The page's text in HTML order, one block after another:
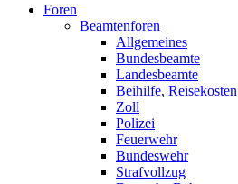
Foren
Beamtenforen
Allgemeines
Bundesbeamte
Landesbeamte
Beihilfe,
Zoll
Polizei
Feuerwehr
Bundeswehr
Strafvollzug